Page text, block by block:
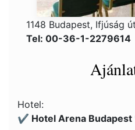
1148 Budapest, Ifjúság
Tel: 00-36-1-2279614
Hotel:
✔️ Hotel Arena